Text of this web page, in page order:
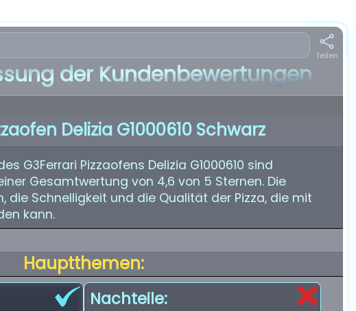
Teilen
der Kundenbewertungen
Delizia G1000610 Schwarz
G3Ferrari Pizzaofens Delizia G1000610 sind
Gesamtwertung von 4,6 von 5 Sternen. Die
die Schnelligkeit und die Qualität der Pizza, die mit
kann.
Hauptthemen:
Nachteile: